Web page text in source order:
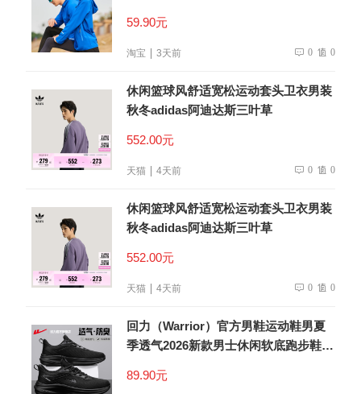
59.90元
淘宝 3天前 0 0
休闲篮球风舒适宽松运动套头卫衣男装
秋冬adidas阿迪达斯三叶草
552.00元
天猫 4天前 0 0
休闲篮球风舒适宽松运动套头卫衣男装
秋冬adidas阿迪达斯三叶草
552.00元
天猫 4天前 0 0
回力（Warrior）官方男鞋运动鞋男夏
季透气2026新款男士休闲软底跑步鞋子
89.90元